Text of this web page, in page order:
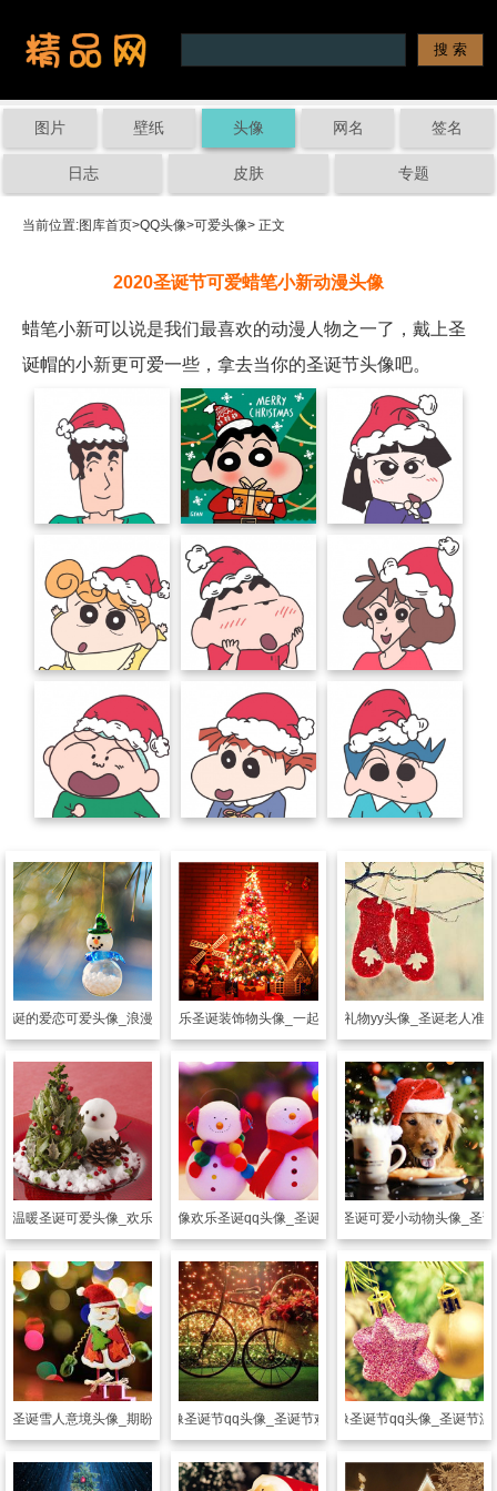
图片 壁纸 头像 网名 签名
日志 皮肤 专题
当前位置:图库首页>QQ头像>可爱头像> 正文
2020圣诞节可爱蜡笔小新动漫头像
蜡笔小新可以说是我们最喜欢的动漫人物之一了，戴上圣
诞帽的小新更可爱一些，拿去当你的圣诞节头像吧。
圣诞的爱恋可爱头像_浪漫圣诞的爱恋
可爱头像 欢乐圣诞装饰物头像_一起将欢乐装点
可爱头像 礼物yy头像_圣诞老人准
温暖圣诞可爱头像_欢乐圣诞之夜
可爱头像欢乐圣诞qq头像_圣诞的气氛
可爱头像 圣诞可爱小动物头像_圣
圣诞雪人意境头像_期盼圣诞到来
可爱头像圣诞节qq头像_圣诞节欢乐气氛
可爱头像圣诞节qq头像_圣诞节温